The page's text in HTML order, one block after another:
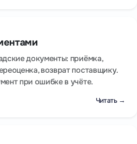
документы: приёмка,
возврат поставщику.
при ошибке в учёте.
Читать →